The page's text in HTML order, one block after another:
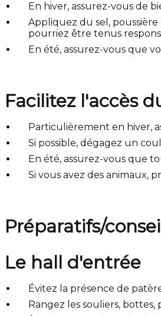
En hiver, assurez-vous de
Appliquez du sel,
pourriez être tenus
En été, assurez-vous que
Facilitez l'accès
Particulièrement en hiver,
Si possible, dégagez un
En été, assurez-vous que
Si vous avez des animaux,
Préparatifs/
Le hall d'entrée
Évitez la présence de
Rangez les souliers,